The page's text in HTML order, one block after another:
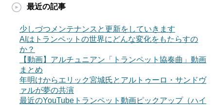
最近の記事
少しづつメンテナンスと更新をしていきます
AIはトランペットの世界にどんな変化をもたらすの
か？
【動画】アルチュニアン「トランペット協奏曲」動画
まとめ
年明けからエリック宮城氏とアルトゥーロ・サンドヴ
ァルが夢の共演
最近のYouTubeトランペット動画ピックアップ（ハイ